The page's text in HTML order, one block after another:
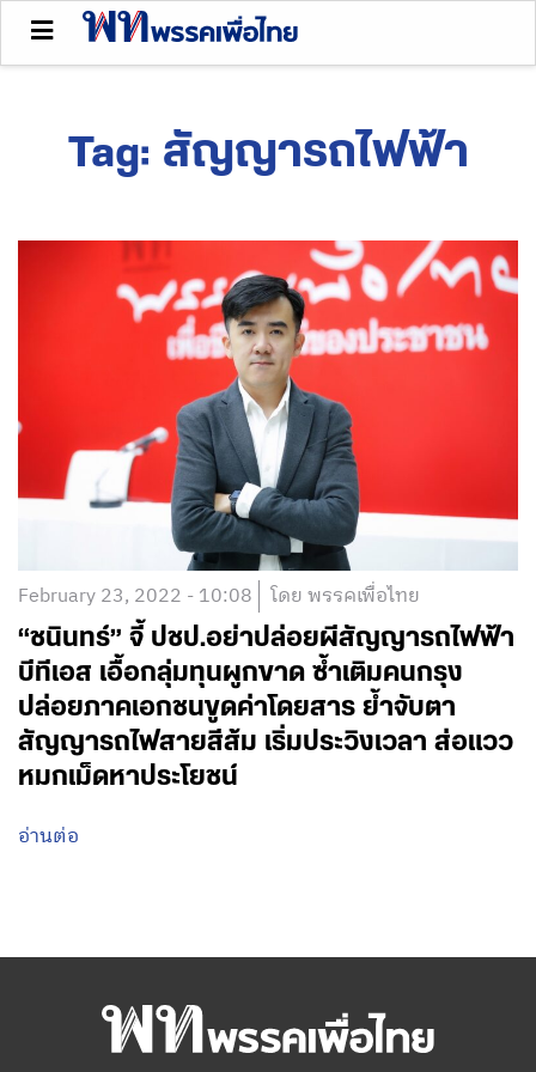
Tag: สัญญารถไฟฟ้า
February 23, 2022 - 10:08 โดย พรรคเพื่อไทย
“ชนินทร์” จี้ ปชป.อย่าปล่อยผีสัญญารถไฟฟ้า
บีทีเอส เอื้อกลุ่มทุนผูกขาด ซ้ำเติมคนกรุง
ปล่อยภาคเอกชนขูดค่าโดยสาร ย้ำจับตา
สัญญารถไฟสายสีส้ม เริ่มประวิงเวลา ส่อแวว
หมกเม็ดหาประโยชน์
อ่านต่อ